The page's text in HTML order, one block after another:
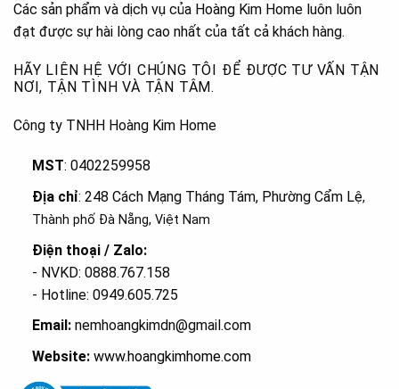
Các sản phẩm và dịch vụ của Hoàng Kim Home luôn luôn
đạt được sự hài lòng cao nhất của tất cả khách hàng.
HÃY LIÊN HỆ VỚI CHÚNG TÔI ĐỂ ĐƯỢC TƯ VẤN TẬN
NƠI, TẬN TÌNH VÀ TẬN TÂM.
Công ty TNHH Hoàng Kim Home
MST: 0402259958
Địa chỉ: 248 Cách Mạng Tháng Tám, Phường Cẩm Lệ,
Thành phố Đà Nẵng, Việt Nam
Điện thoại / Zalo:
- NVKD: 0888.767.158
- Hotline: 0949.605.725
Email:nemhoangkimdn@gmail.com
Website: www.hoangkimhome.com